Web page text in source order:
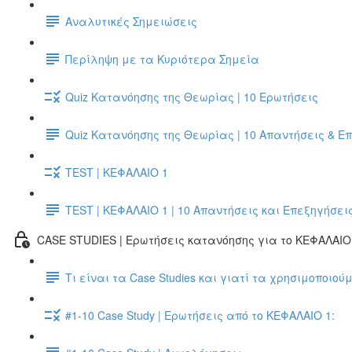
Αναλυτικές Σημειώσεις
Περίληψη με τα Κυριότερα Σημεία
Quiz Κατανόησης της Θεωρίας | 10 Ερωτήσεις
Quiz Κατανόησης της Θεωρίας | 10 Απαντήσεις &
TEST | ΚΕΦΑΛΑΙΟ 1
TEST | ΚΕΦΑΛΑΙΟ 1 | 10 Απαντήσεις και
CASE STUDIES | Ερωτήσεις κατανόησης για το
Τι είναι τα Case Studies και γιατί τα
#1-10 Case Study | Ερωτήσεις από το ΚΕΦΑΛΑΙΟ 1: